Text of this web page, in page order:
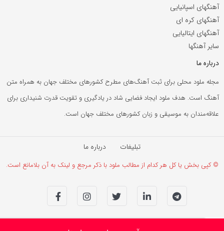
آهنگهای اسپانیایی
آهنگهای کره ای
آهنگهای ایتالیایی
سایر آهنگها
درباره ما
مجله ملود محلی برای ثبت آهنگ‌های مطرح کشورهای مختلف جهان به همراه متن
آهنگ است. هدف ملود ایجاد فضایی شاد در یادگیری و تقویت قدرت شنیداری برای
علاقه‌مندان به موسیقی و زبان کشورهای مختلف جهان است.
تبلیغات درباره ما
© کپی بخش یا کل هر کدام از مطالب ملود با ذکر مرجع و لینک به آن بلامانع است.